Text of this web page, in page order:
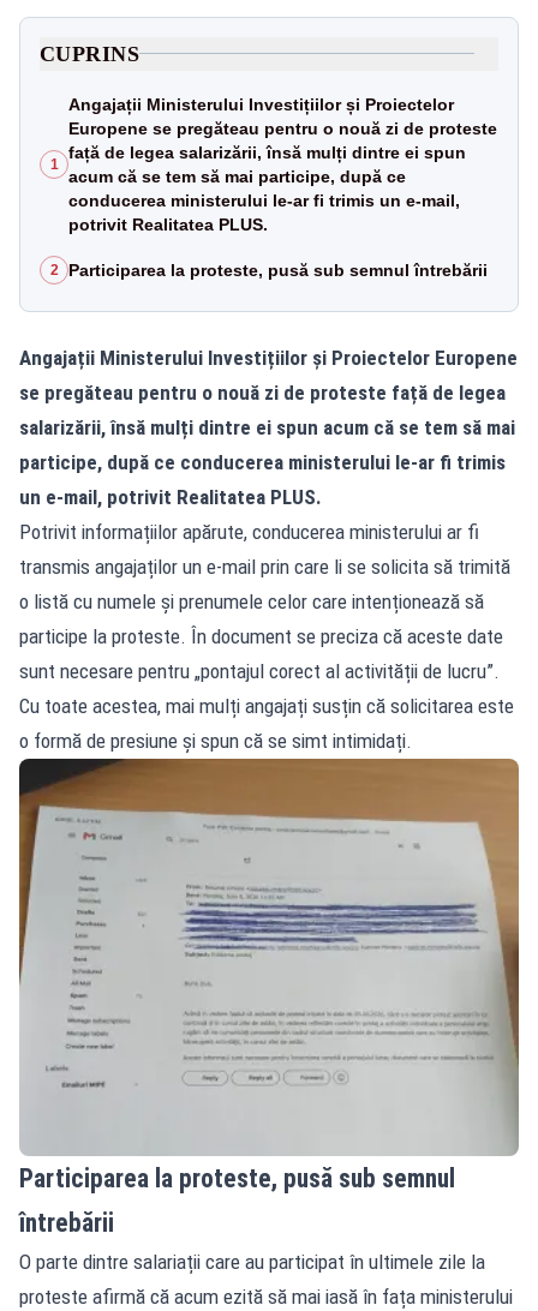
CUPRINS
1
Angajații Ministerului Investițiilor și Proiectelor
Europene se pregăteau pentru o nouă zi de proteste
față de legea salarizării, însă mulți dintre ei spun
acum că se tem să mai participe, după ce
conducerea ministerului le-ar fi trimis un e-mail,
potrivit Realitatea PLUS.
2 Participarea la proteste, pusă sub semnul întrebării
Angajații Ministerului Investițiilor și Proiectelor Europene
se pregăteau pentru o nouă zi de proteste față de legea
salarizării, însă mulți dintre ei spun acum că se tem să mai
participe, după ce conducerea ministerului le-ar fi trimis
un e-mail, potrivit Realitatea PLUS.
Potrivit informațiilor apărute, conducerea ministerului ar fi
transmis angajaților un e-mail prin care li se solicita să trimită
o listă cu numele și prenumele celor care intenționează să
participe la proteste. În document se preciza că aceste date
sunt necesare pentru „pontajul corect al activității de lucru”.
Cu toate acestea, mai mulți angajați susțin că solicitarea este
o formă de presiune și spun că se simt intimidați.
Participarea la proteste, pusă sub semnul
întrebării
O parte dintre salariații care au participat în ultimele zile la
proteste afirmă că acum ezită să mai iasă în fața ministerului